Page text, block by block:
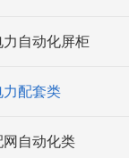
力自动化屏柜
力配套类
网自动化类